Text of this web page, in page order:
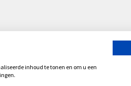
inhoud te tonen en om u een